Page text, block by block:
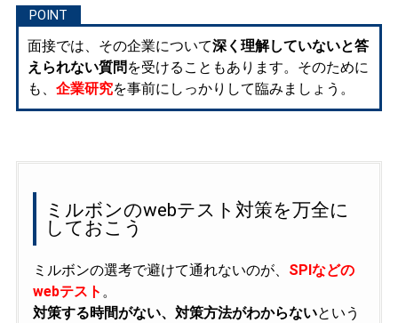
面接では、その企業について深く理解していないと答
えられない質問 を受けることもあります。そのために
も、 企業研究を事前にしっかりして臨みましょう。
ミルボンのwebテスト対策を万全に
しておこう
ミルボンの選考で避けて通れないのが、 SPIなどの
webテスト 。
対策する時間がない、対策方法がわからないという